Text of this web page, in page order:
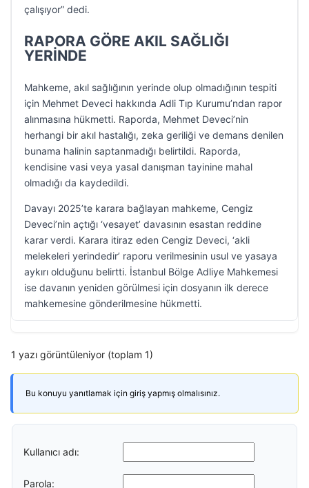
çalışıyor” dedi.
RAPORA GÖRE AKIL SAĞLIĞI
YERİNDE
Mahkeme, akıl sağlığının yerinde olup olmadığının tespiti
için Mehmet Deveci hakkında Adli Tıp Kurumu’ndan rapor
alınmasına hükmetti. Raporda, Mehmet Deveci’nin
herhangi bir akıl hastalığı, zeka geriliği ve demans denilen
bunama halinin saptanmadığı belirtildi. Raporda,
kendisine vasi veya yasal danışman tayinine mahal
olmadığı da kaydedildi.
Davayı 2025’te karara bağlayan mahkeme, Cengiz
Deveci’nin açtığı ‘vesayet’ davasının esastan reddine
karar verdi. Karara itiraz eden Cengiz Deveci, ‘akli
melekeleri yerindedir’ raporu verilmesinin usul ve yasaya
aykırı olduğunu belirtti. İstanbul Bölge Adliye Mahkemesi
ise davanın yeniden görülmesi için dosyanın ilk derece
mahkemesine gönderilmesine hükmetti.
1 yazı görüntüleniyor (toplam 1)
Bu konuyu yanıtlamak için giriş yapmış olmalısınız.
Kullanıcı adı:
Parola: